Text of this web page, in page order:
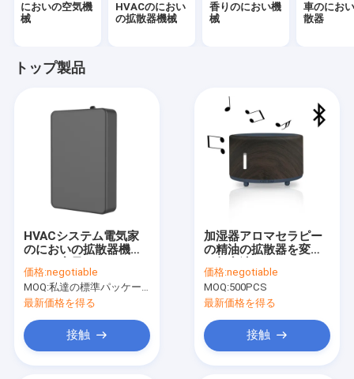
においの空気機
械
HVACのにおい
の拡散器機械
香りのにおい機
械
車のにお
散器
トップ製品
HVACシステム電気家
のにおいの拡散器機械
価格:negotiable
MOQ:私達の標準パッケージまたはあなたの要求に従う12pcs。
最新価格を得る
接触
加湿器アロマセラピー
の精油の拡散器を変え
Bluetooth音楽スピー
カー7 LED多彩なライ
ト
価格:negotiable
MOQ:500PCS
最新価格を得る
接触